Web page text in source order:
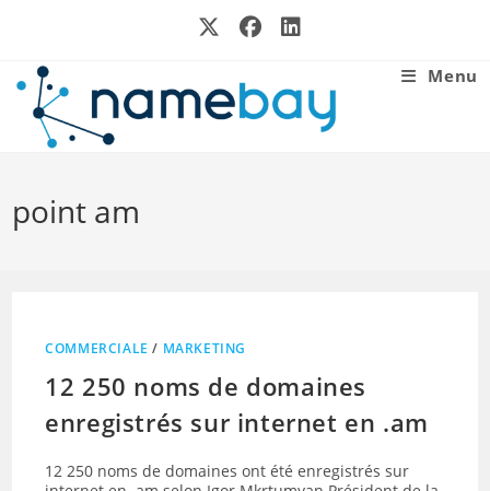
Menu
point am
COMMERCIALE / MARKETING
12 250 noms de domaines
enregistrés sur internet en .am
12 250 noms de domaines ont été enregistrés sur